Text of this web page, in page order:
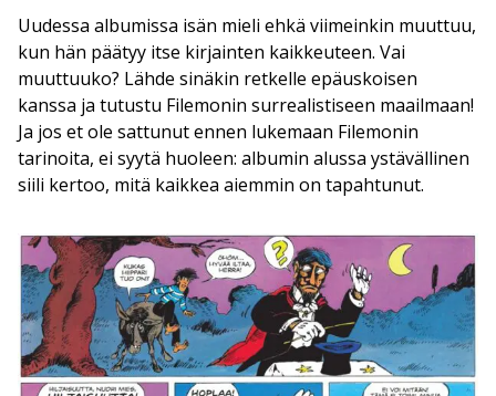
Uudessa albumissa isän mieli ehkä viimeinkin muuttuu,
kun hän päätyy itse kirjainten kaikkeuteen. Vai
muuttuuko? Lähde sinäkin retkelle epäuskoisen
kanssa ja tutustu Filemonin surrealistiseen maailmaan!
Ja jos et ole sattunut ennen lukemaan Filemonin
tarinoita, ei syytä huoleen: albumin alussa ystävällinen
siili kertoo, mitä kaikkea aiemmin on tapahtunut.